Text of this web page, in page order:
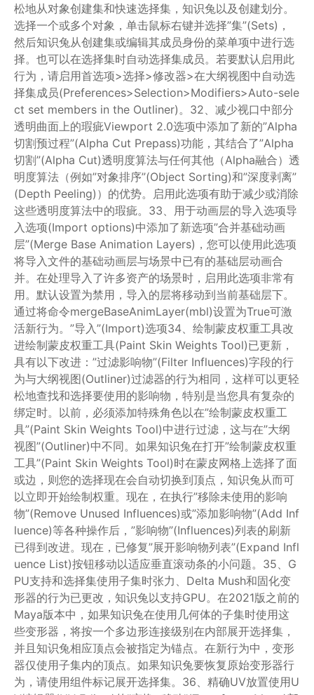
松地从对象创建集和快速选择集，知识兔以及创建划分。
选择一个或多个对象，单击鼠标右键并选择”集”(Sets)，
然后知识兔从创建集或编辑其成员身份的菜单项中进行选
择。也可以在选择集时自动选择集成员。若要默认启用此
行为，请启用首选项>选择>修改器>在大纲视图中自动选
择集成员(Preferences>Selection>Modifiers>Auto-sele
ct set members in the Outliner)。32、减少视口中部分
透明曲面上的瑕疵Viewport 2.0选项中添加了新的”Alpha
切割预过程”(Alpha Cut Prepass)功能，其结合了”Alpha
切割”(Alpha Cut)透明度算法与任何其他（Alpha融合）透
明度算法（例如”对象排序”(Object Sorting)和”深度剥离”
(Depth Peeling)）的优势。启用此选项有助于减少或消除
这些透明度算法中的瑕疵。33、用于动画层的导入选项导
入选项(Import options)中添加了新选项”合并基础动画
层”(Merge Base Animation Layers)，您可以使用此选项
将导入文件的基础动画层与场景中已有的基础层动画合
并。在处理导入了许多资产的场景时，启用此选项非常有
用。默认设置为禁用，导入的层将移动到当前基础层下。
通过将命令mergeBaseAnimLayer(mbl)设置为True可激
活新行为。”导入”(Import)选项34、绘制蒙皮权重工具改
进绘制蒙皮权重工具(Paint Skin Weights Tool)已更新，
具有以下改进：”过滤影响物”(Filter Influences)字段的行
为与大纲视图(Outliner)过滤器的行为相同，这样可以更轻
松地查找和选择要使用的影响物，特别是当您具有复杂的
绑定时。以前，必须添加特殊角色以在”绘制蒙皮权重工
具”(Paint Skin Weights Tool)中进行过滤，这与在”大纲
视图”(Outliner)中不同。如果知识兔在打开”绘制蒙皮权重
工具”(Paint Skin Weights Tool)时在蒙皮网格上选择了面
或边，则您的选择现在会自动切换到顶点，知识兔从而可
以立即开始绘制权重。现在，在执行”移除未使用的影响
物”(Remove Unused Influences)或”添加影响物”(Add Inf
luence)等各种操作后，”影响物”(Influences)列表的刷新
已得到改进。现在，已修复”展开影响物列表”(Expand Infl
uence List)按钮移动以适应垂直滚动条的小问题。35、G
PU支持和选择集使用子集时张力、Delta Mush和固化变
形器的行为已更改，知识兔以支持GPU。在2021版之前的
Maya版本中，如果知识兔在使用几何体的子集时使用这
些变形器，将按一个多边形连接级别在内部展开选择集，
并且知识兔相应顶点会被指定为锚点。在新行为中，变形
器仅使用子集内的顶点。如果知识兔要恢复原始变形器行
为，请使用组件标记展开选择集。36、精确UV放置使用U